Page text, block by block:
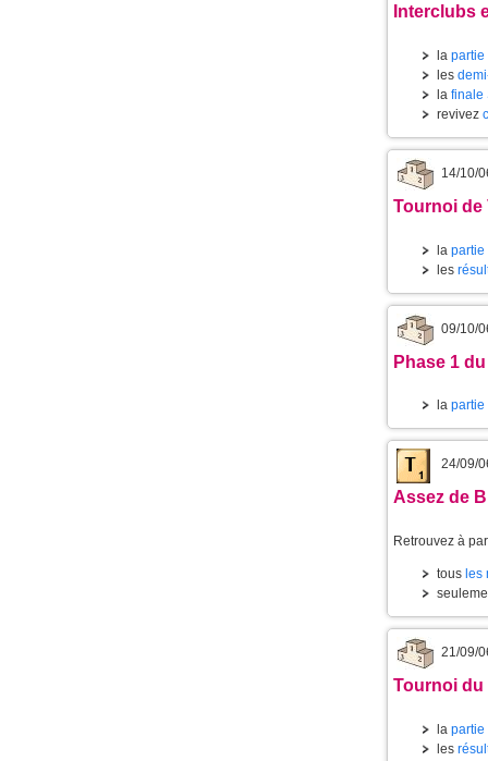
Interclubs
la partie
les
la finale
revivez
14/10/
Tournoi de
la partie
les
09/10/
Phase 1
la partie
24/09/
Assez de
Retrouvez à
tous les
21/09/
Tournoi du
la partie
les